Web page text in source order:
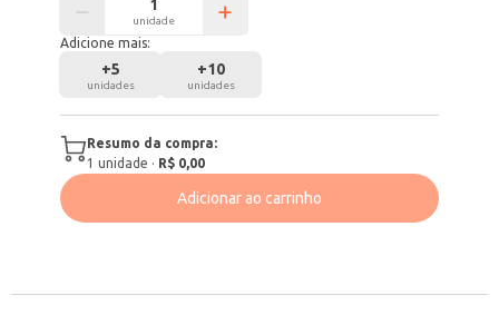
unidade
Adicione mais:
+5
unidades
+10
unidades
Resumo da compra:
1 unidade · R$ 0,00
Adicionar ao carrinho